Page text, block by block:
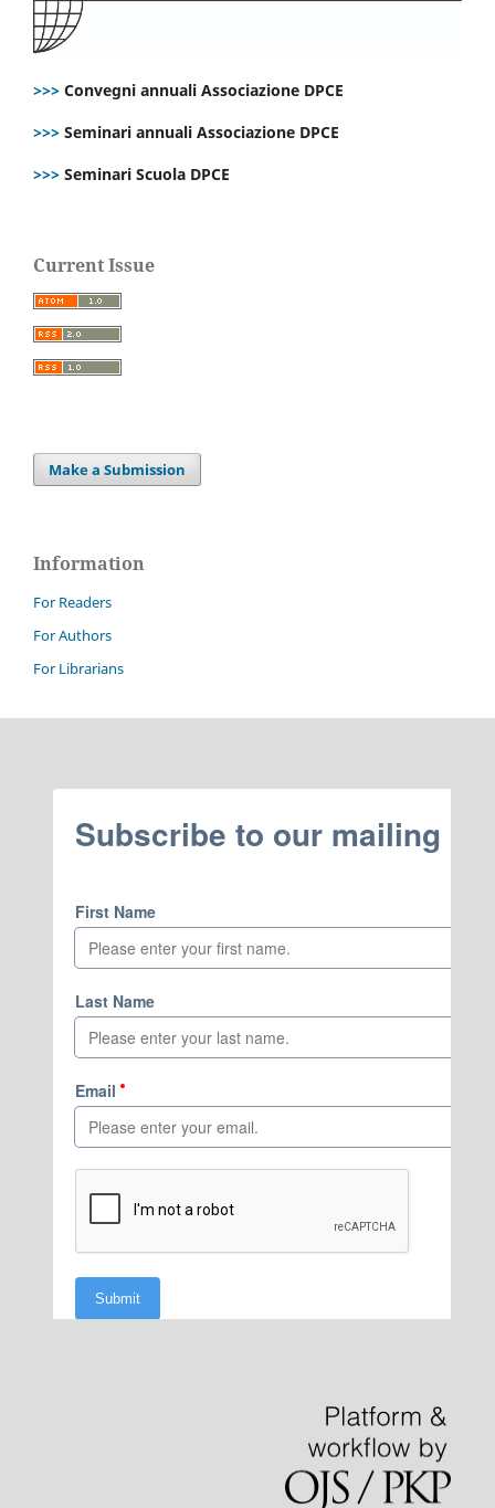
>>> Convegni annuali Associazione DPCE
>>> Seminari annuali Associazione DPCE
>>> Seminari Scuola DPCE
Current Issue
Make a Submission
Information
For Readers
For Authors
For Librarians